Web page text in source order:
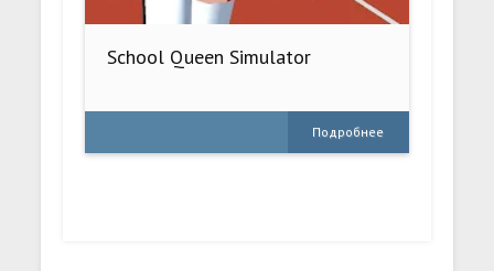
School Queen Simulator
Подробнее